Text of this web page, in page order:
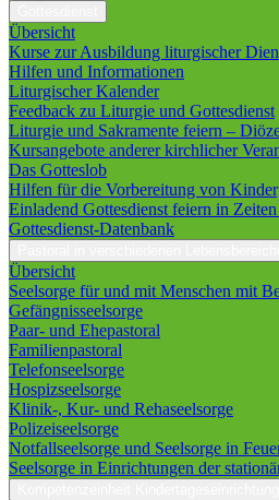
Übersicht
Kurse zur Ausbildung liturgischer
Hilfen und Informationen
Liturgischer Kalender
Feedback zu Liturgie und Gottesdienst
Liturgie und Sakramente feiern –
Kursangebote anderer kirchlicher
Das Gotteslob
Hilfen für die Vorbereitung von
Einladend Gottesdienst feiern in
Gottesdienst-Datenbank
Übersicht
Seelsorge für und mit Menschen mit
Gefängnisseelsorge
Paar- und Ehepastoral
Familienpastoral
Telefonseelsorge
Hospizseelsorge
Klinik-, Kur- und Rehaseelsorge
Polizeiseelsorge
Notfallseelsorge und Seelsorge in
Seelsorge in Einrichtungen der